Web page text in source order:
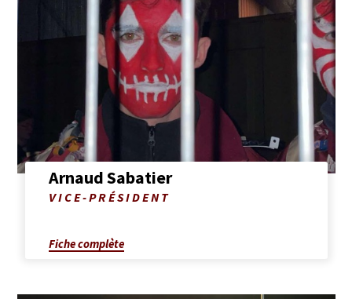
fiche
complète
Photo
Sabatier
Arnaud Sabatier
VICE-PRÉSIDENT
Fiche complète